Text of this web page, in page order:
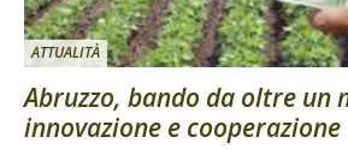
ATTUALITÀ
Abruzzo, bando da oltre un
innovazione e cooperazione